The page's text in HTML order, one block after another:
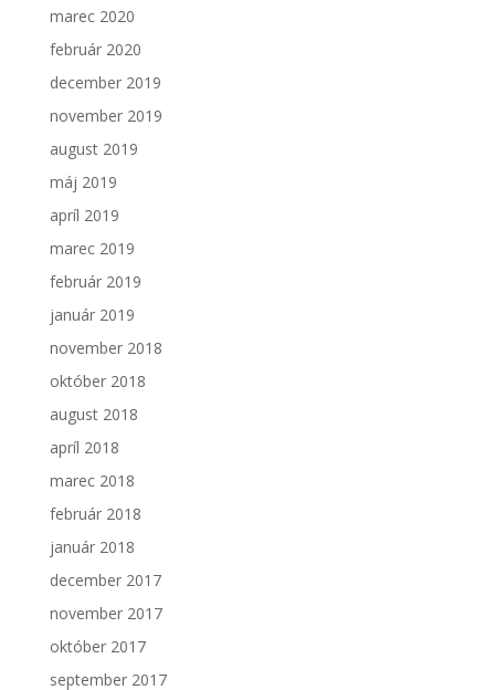
marec 2020
február 2020
december 2019
november 2019
august 2019
máj 2019
apríl 2019
marec 2019
február 2019
január 2019
november 2018
október 2018
august 2018
apríl 2018
marec 2018
február 2018
január 2018
december 2017
november 2017
október 2017
september 2017
základe
spôsobu
webovej
stránky.